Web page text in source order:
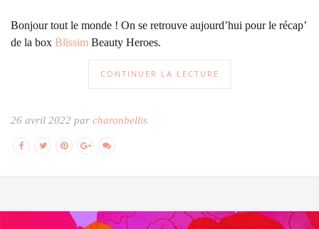
Bonjour tout le monde ! On se retrouve aujourd’hui pour le récap’
de la box Blissim Beauty Heroes.
CONTINUER LA LECTURE
26 avril 2022 par charonbellis